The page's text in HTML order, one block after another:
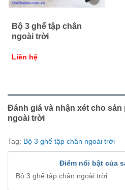
Bộ 3 ghế tập chân
ngoài trời
Liên hệ
Đánh giá và nhận xét cho sản
ngoài trời
Tag: Bộ 3 ghế tập chân ngoài trời
Điểm nổi bật của
Bộ 3 ghế tập chân ngoài trời